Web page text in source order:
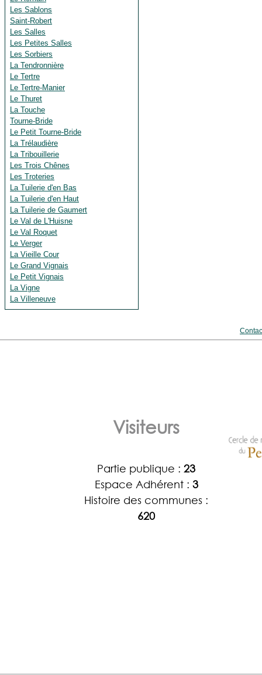
Les Sablons
Saint-Robert
Les Salles
Les Petites Salles
Les Sorbiers
La Tendronnière
Le Tertre
Le Tertre-Manier
Le Thuret
La Touche
Tourne-Bride
Le Petit Tourne-Bride
La Trélaudière
La Tribouillerie
Les Trois Chênes
Les Troteries
La Tuilerie d'en Bas
La Tuilerie d'en Haut
La Tuilerie de Gaumert
Le Val de L'Huisne
Le Val Roquet
Le Verger
La Vieille Cour
Le Grand Vignais
Le Petit Vignais
La Vigne
La Villeneuve
Visiteurs
Partie publique : 23
Espace Adhérent : 3
Histoire des communes :
620